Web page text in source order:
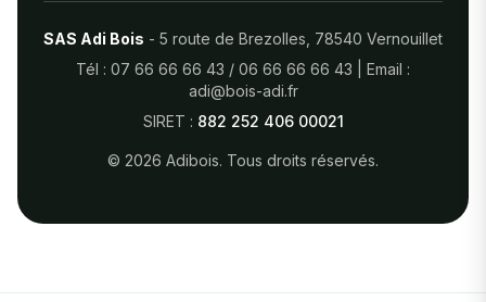
SAS Adi Bois - 5 route de Brezolles, 78540 Vernouillet
Tél : 07 66 66 66 43 / 06 66 66 66 43 | Email :
adi@bois-adi.fr
SIRET : 882 252 406 00021
© 2026 Adibois. Tous droits réservés.